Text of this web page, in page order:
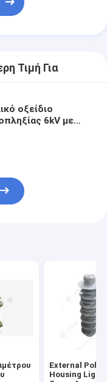
Τιμή Για
οξείδιο
6kV με
External
Housing